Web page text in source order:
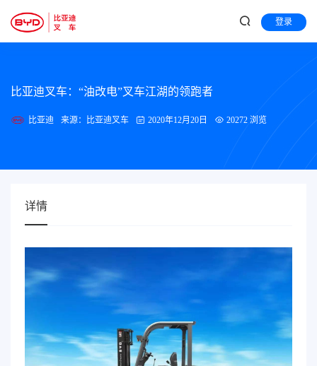
登录
比亚迪叉车：“油改电”叉车江湖的领跑者
比亚迪 来源：比亚迪叉车 2020年12月20日 20272 浏览
详情